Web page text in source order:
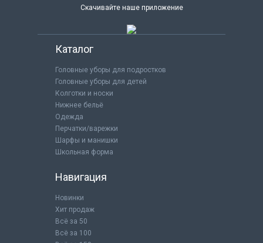
Скачивайте наше приложение
Каталог
Головные уборы для подростков
Головные уборы для детей
Колготки и носки
Нижнее бельё
Одежда
Перчатки/варежки
Шарфы и манишки
Школьная форма
Навигация
Новинки
Хит продаж
Всё за 50
Всё за 100